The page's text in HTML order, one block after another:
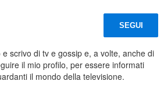
SEGUI
scrivo di tv e gossip e, a volte, anche di
il mio profilo, per essere informati
il mondo della televisione.